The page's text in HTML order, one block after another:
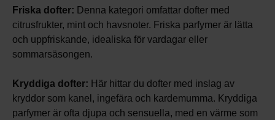
Friska dofter: Denna kategori omfattar dofter med
citrusfrukter, mint och havsnoter. Friska parfymer är lätta
och uppfriskande, idealiska för vardagar eller
sommarsäsongen.
Kryddiga dofter: Här hittar du dofter med inslag av
kryddor som kanel, ingefära och kardemumma. Kryddiga
parfymer är ofta djupa och sensuella, med en värme som